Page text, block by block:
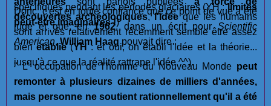
spécifiques pendant les périodes glaciaires (YH :limites
peut-être imaginaires !)
découvertes archéologiques,l'idéeque les humains
sont arrivés relativement récemment semble être assez
bienétablie(YH: et oui, on établi l'idée et la théorie...
jusqu'à ce que la réalité rattrape l'idée ^^).
Donc, c'est en toute confiance que ce point de vue a été
jugé et que, en1962, dans un écrit pourScientific
American,William Haagpouvait dire :
" L' occupation de l'homme du Nouveau Monde peut
remonter à plusieurs dizaines de milliers d'années,
mais personne ne soutient rationnellement qu'il a été